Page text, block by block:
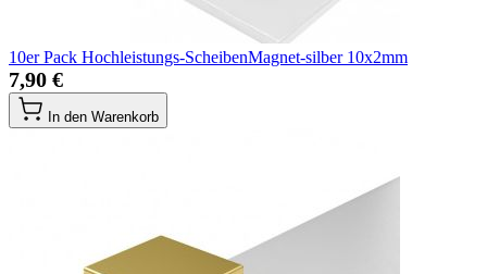
10er Pack Hochleistungs-ScheibenMagnet-silber 10x2mm
7,90 €
In den Warenkorb